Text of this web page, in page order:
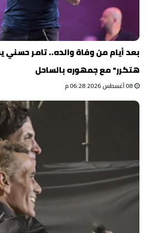
بعد أيام من وفاة والده.. تامر
هتكرر" مع جمهوره بالساحل